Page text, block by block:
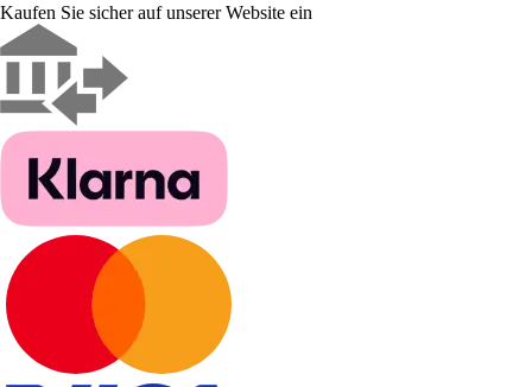
Kaufen Sie sicher auf unserer Website ein